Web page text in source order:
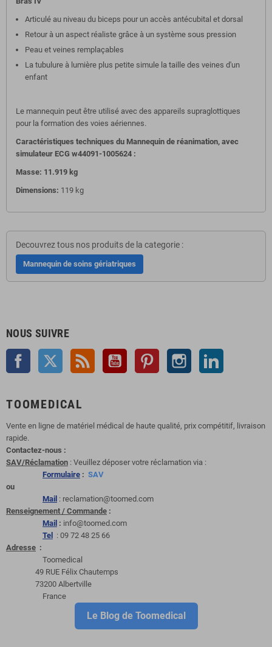
Articulé au niveau du biceps pour un accès antécubital et dorsal
Retour à un aspect réaliste grâce à un système sous pression
Peau et veines remplaçables
La tubulure à lumière plus petite simule la taille des veines d'un
enfant
Le mannequin peut être utilisé avec des appareils supraglottiques
pour la formation des voies aériennes.
Caractéristiques techniques du Mannequin de réanimation, avec
simulateur ECG w44091-1005624 :
Masse: 11.919 kg
Dimensions: 119 kg
Decouvrez tous nos produits de la categorie :
Mannequin de soins gériatriques
NOUS SUIVRE
Facebook Twitter Rss YouTube Pinterest Instagram
TOOMEDICAL
Vente en ligne de matériel médical de haute qualité, prix compétitif, livraison
rapide.
Contactez-nous :
SAV/Réclamation : Veuillez déposer votre réclamation via :
Formulaire : SAV
ou
Mail : reclamation@toomed.com
Renseignement / Commande :
Mail : info@toomed.com
Tel : 09 72 48 25 66
Adresse :
Toomedical
49 RUE Félix Chautemps
73200 Albertville
France
Le Blog de Toomedical